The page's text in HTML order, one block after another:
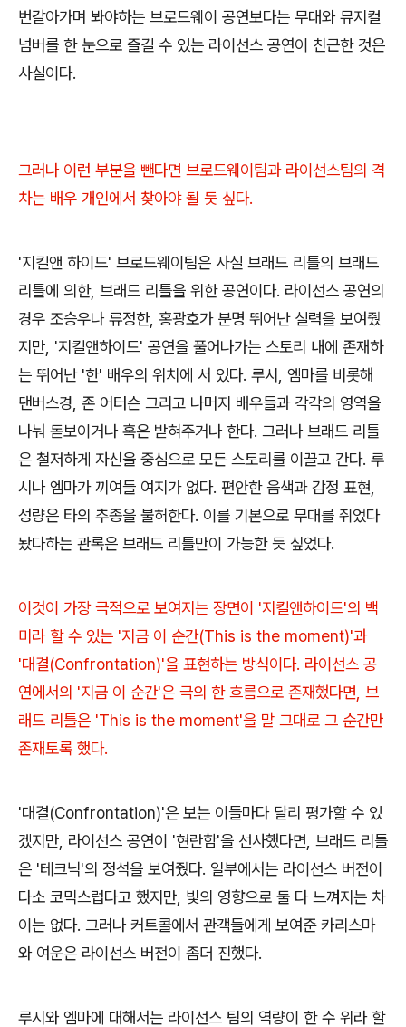
번갈아가며 봐야하는 브로드웨이 공연보다는 무대와 뮤지컬
넘버를 한 눈으로 즐길 수 있는 라이선스 공연이 친근한 것은
사실이다.
그러나 이런 부분을 뺀다면 브로드웨이팀과 라이선스팀의 격
차는 배우 개인에서 찾아야 될 듯 싶다.
'지킬앤 하이드' 브로드웨이팀은 사실 브래드 리틀의 브래드
리틀에 의한, 브래드 리틀을 위한 공연이다. 라이선스 공연의
경우 조승우나 류정한, 홍광호가 분명 뛰어난 실력을 보여줬
지만, '지킬앤하이드' 공연을 풀어나가는 스토리 내에 존재하
는 뛰어난 '한' 배우의 위치에 서 있다. 루시, 엠마를 비롯해
댄버스경, 존 어터슨 그리고 나머지 배우들과 각각의 영역을
나눠 돋보이거나 혹은 받혀주거나 한다. 그러나 브래드 리틀
은 철저하게 자신을 중심으로 모든 스토리를 이끌고 간다. 루
시나 엠마가 끼여들 여지가 없다. 편안한 음색과 감정 표현,
성량은 타의 추종을 불허한다. 이를 기본으로 무대를 쥐었다
놨다하는 관록은 브래드 리틀만이 가능한 듯 싶었다.
이것이 가장 극적으로 보여지는 장면이 '지킬앤하이드'의 백
미라 할 수 있는 '지금 이 순간(This is the moment)'과
'대결(Confrontation)'을 표현하는 방식이다. 라이선스 공
연에서의 '지금 이 순간'은 극의 한 흐름으로 존재했다면, 브
래드 리틀은 'This is the moment'을 말 그대로 그 순간만
존재토록 했다.
'대결(Confrontation)'은 보는 이들마다 달리 평가할 수 있
겠지만, 라이선스 공연이 '현란함'을 선사했다면, 브래드 리틀
은 '테크닉'의 정석을 보여줬다. 일부에서는 라이선스 버전이
다소 코믹스럽다고 했지만, 빛의 영향으로 둘 다 느껴지는 차
이는 없다. 그러나 커트콜에서 관객들에게 보여준 카리스마
와 여운은 라이선스 버전이 좀더 진했다.
루시와 엠마에 대해서는 라이선스 팀의 역량이 한 수 위라 할